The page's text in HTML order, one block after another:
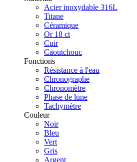
Acier inoxydable 316L
Titane
Céramique
Or 18 ct
Cuir
Caoutchouc
Fonctions
Résistance à l'eau
Chronographe
Chronomètre
Phase de lune
Tachymètre
Couleur
Noir
Bleu
Vert
Gris
Argent